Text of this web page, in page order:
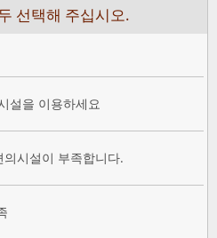
선택해 주십시오.
설을 이용하세요
시설이 부족합니다.